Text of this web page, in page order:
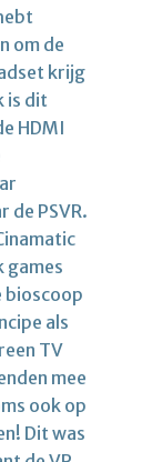
om de
krijg
is dit
HDMI
de PSVR.
games
bioscoop
als
TV
mee
ook op
Dit was